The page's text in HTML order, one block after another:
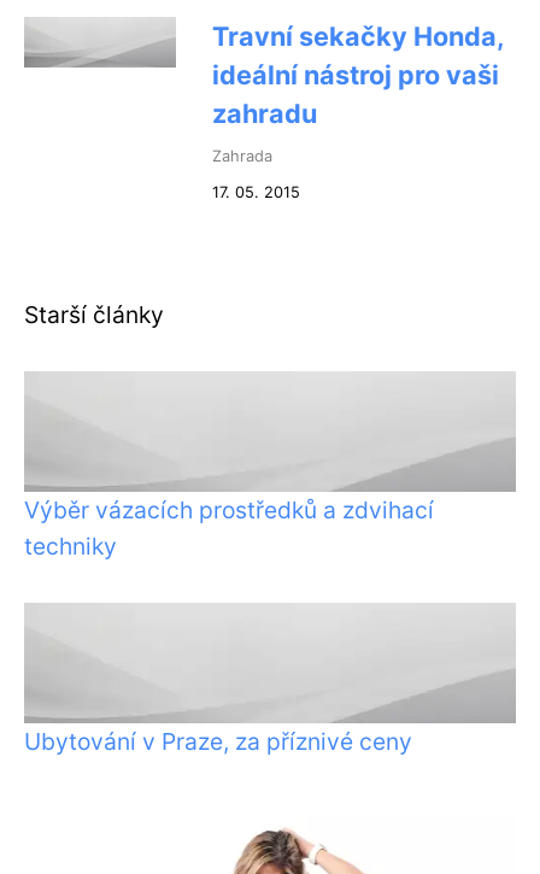
Travní sekačky Honda,
ideální nástroj pro vaši
zahradu
Zahrada
17. 05. 2015
Starší články
Výběr vázacích prostředků a zdvihací
techniky
Ubytování v Praze, za příznivé ceny